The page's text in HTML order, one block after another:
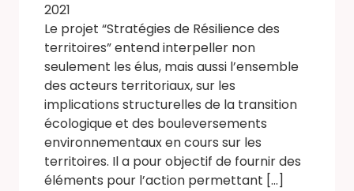
2021
Le projet “Stratégies de Résilience des
territoires” entend interpeller non
seulement les élus, mais aussi l’ensemble
des acteurs territoriaux, sur les
implications structurelles de la transition
écologique et des bouleversements
environnementaux en cours sur les
territoires. Il a pour objectif de fournir des
éléments pour l’action permettant [...]